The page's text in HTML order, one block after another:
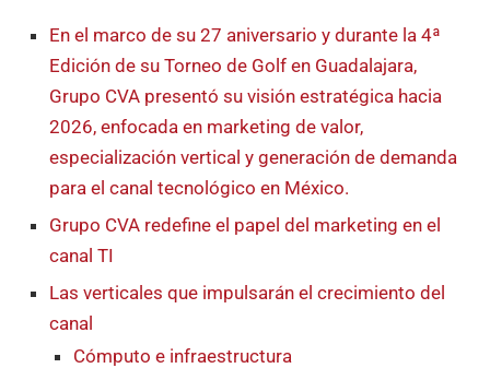
En el marco de su 27 aniversario y durante la 4ª
Edición de su Torneo de Golf en Guadalajara,
Grupo CVA presentó su visión estratégica hacia
2026, enfocada en marketing de valor,
especialización vertical y generación de demanda
para el canal tecnológico en México.
Grupo CVA redefine el papel del marketing en el
canal TI
Las verticales que impulsarán el crecimiento del
canal
Cómputo e infraestructura